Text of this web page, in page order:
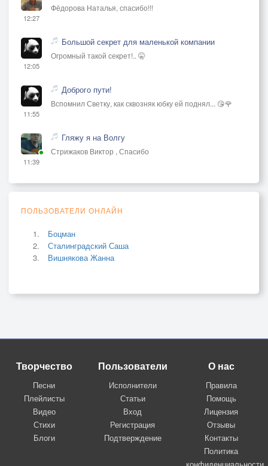
12:27
Фёдорова Наталья, спасибо!!!
12:05
Большой секрет для маленькой компании
Огромный такой секрет!.. 🤫
11:55
Доброго пути!
Вспомнил Светку, как сквозняк юбку ей поднял... 😘🌹
11:39
Гляжу я на Волгу
Стрижаков Виктор , Спасибо
ПОЛЬЗОВАТЕЛИ ОНЛАЙН
Боцман
Сталинградский Саша
Вишнякова Жанна
Творчество
Песни
Плейлисты
Видео
Стихи
Блоги
Пользователи
Исполнители
Статьи
Вход
Регистрация
Подтверждение
О нас
Правила
Помощь
Лицензия
Отзывы
Контакты
Политика